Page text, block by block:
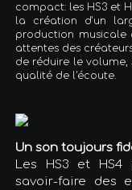
compact: les HS3 et
la création d'un
production musicale
attentes des
de réduire le
qualité de l'écoute.
Un son toujours
Les HS3 et
savoir-faire des